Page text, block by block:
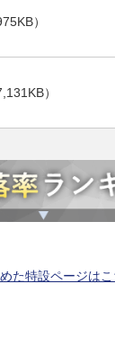
）
）
た特設ページは